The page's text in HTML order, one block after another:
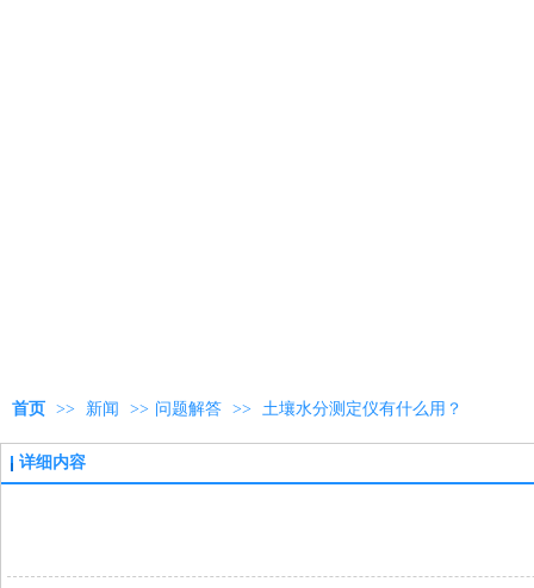
首页 >> 新闻 >> 问题解答 >> 土壤水分测定仪有什么用？
详细内容